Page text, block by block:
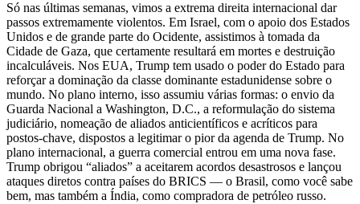
Só nas últimas semanas, vimos a extrema direita internacional dar
passos extremamente violentos. Em Israel, com o apoio dos Estados
Unidos e de grande parte do Ocidente, assistimos à tomada da
Cidade de Gaza, que certamente resultará em mortes e destruição
incalculáveis. Nos EUA, Trump tem usado o poder do Estado para
reforçar a dominação da classe dominante estadunidense sobre o
mundo. No plano interno, isso assumiu várias formas: o envio da
Guarda Nacional a Washington, D.C., a reformulação do sistema
judiciário, nomeação de aliados anticientíficos e acríticos para
postos-chave, dispostos a legitimar o pior da agenda de Trump. No
plano internacional, a guerra comercial entrou em uma nova fase.
Trump obrigou “aliados” a aceitarem acordos desastrosos e lançou
ataques diretos contra países do BRICS — o Brasil, como você sabe
bem, mas também a Índia, como compradora de petróleo russo.